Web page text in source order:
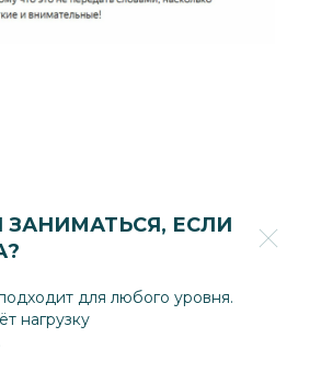
ЕСЛИ
для любого уровня.
нагрузку